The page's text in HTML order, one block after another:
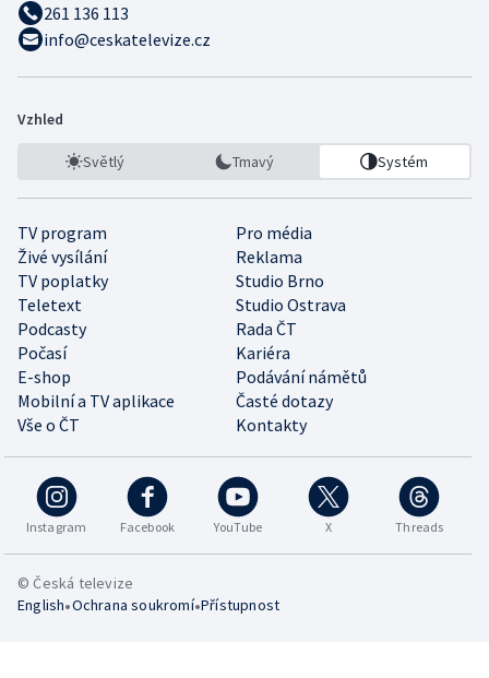
261 136 113
info@ceskatelevize.cz
Vzhled
Světlý Tmavý Systém
TV program
Pro média
Živé vysílání
Reklama
TV poplatky
Studio Brno
Teletext
Studio Ostrava
Podcasty
Rada ČT
Počasí
Kariéra
E-shop
Podávání námětů
Mobilní a TV aplikace
Časté dotazy
Vše o ČT
Kontakty
Instagram Facebook YouTube X Threads
© Česká televize
English•Ochrana soukromí•Přístupnost